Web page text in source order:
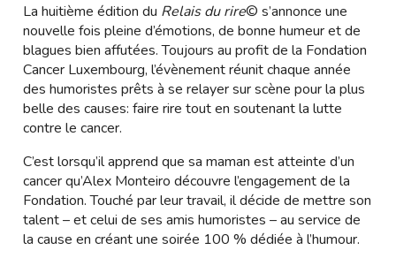
La huitième édition du Relais du rire© s’annonce une
nouvelle fois pleine d’émotions, de bonne humeur et de
blagues bien affutées. Toujours au profit de la Fondation
Cancer Luxembourg, l’évènement réunit chaque année
des humoristes prêts à se relayer sur scène pour la plus
belle des causes: faire rire tout en soutenant la lutte
contre le cancer.
C’est lorsqu’il apprend que sa maman est atteinte d’un
cancer qu’Alex Monteiro découvre l’engagement de la
Fondation. Touché par leur travail, il décide de mettre son
talent – et celui de ses amis humoristes – au service de
la cause en créant une soirée 100 % dédiée à l’humour.